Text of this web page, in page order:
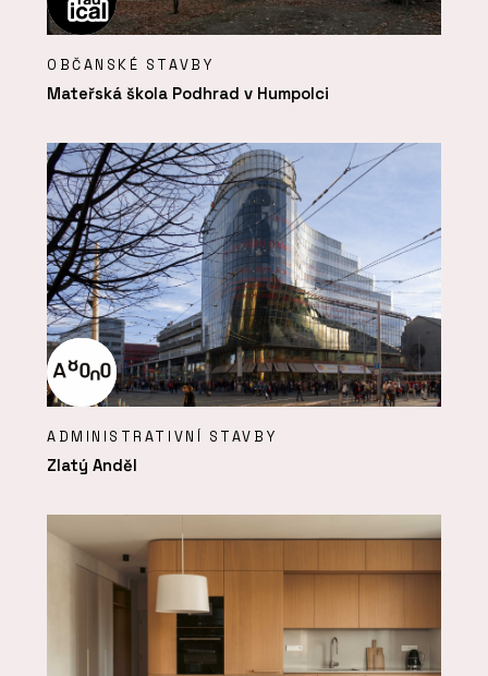
OBČANSKÉ STAVBY
Mateřská škola Podhrad v Humpolci
ADMINISTRATIVNÍ STAVBY
Zlatý Anděl